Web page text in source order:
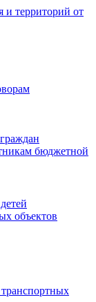
и территорий от
бюджетной
объектов